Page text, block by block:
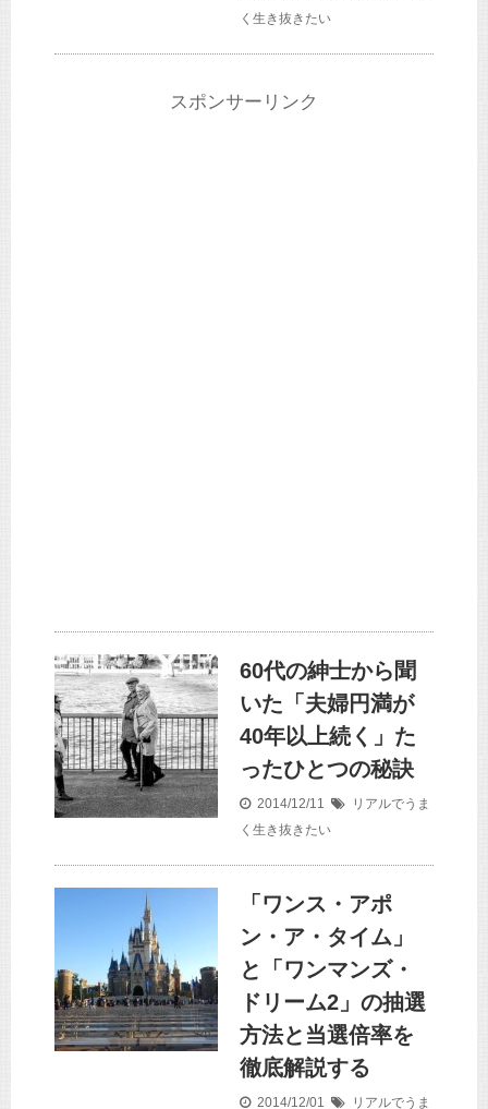
く生き抜きたい
スポンサーリンク
60代の紳士から聞
いた「夫婦円満が
40年以上続く」た
ったひとつの秘訣
2014/12/11
リアルでうま
く生き抜きたい
「ワンス・アポ
ン・ア・タイム」
と「ワンマンズ・
ドリーム2」の抽選
方法と当選倍率を
徹底解説する
2014/12/01 リアルでうま